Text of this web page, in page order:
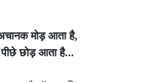
मोड़ आता है,
छोड़ आता है...